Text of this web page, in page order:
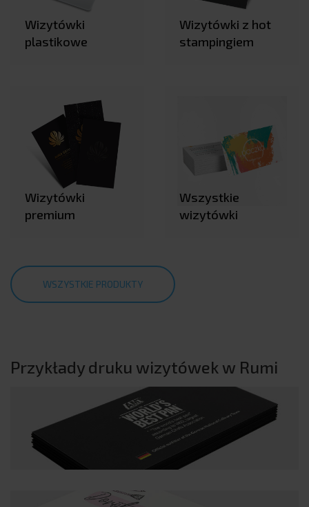
Wizytówki
plastikowe
Wizytówki z hot
stampingiem
Wizytówki
premium
Wszystkie
wizytówki
WSZYSTKIE PRODUKTY
Przykłady druku wizytówek w Rumi